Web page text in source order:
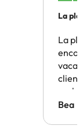
La
La
Bea